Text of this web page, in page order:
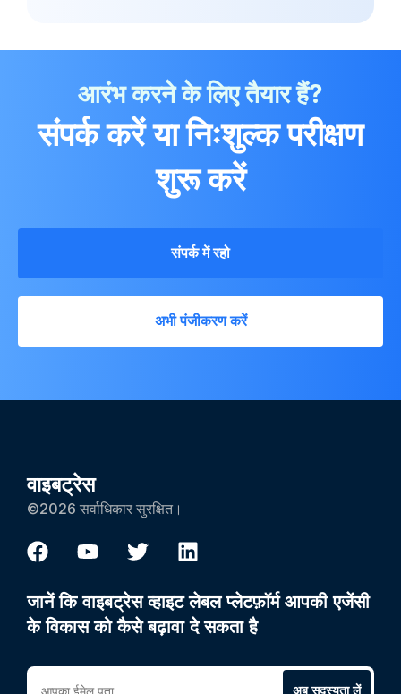
आरंभ करने के लिए तैयार हैं?
संपर्क करें या निःशुल्क परीक्षण
शुरू करें
संपर्क में रहो
अभी पंजीकरण करें
वाइबट्रेस
©2026 सर्वाधिकार सुरक्षित।
जानें कि वाइबट्रेस व्हाइट लेबल प्लेटफ़ॉर्म आपकी एजेंसी
के विकास को कैसे बढ़ावा दे सकता है
अब सदस्यता लें